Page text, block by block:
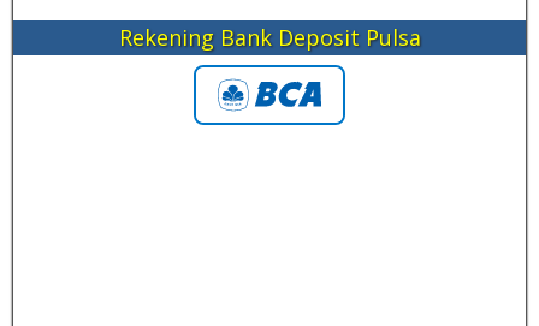
Rekening Bank Deposit Pulsa